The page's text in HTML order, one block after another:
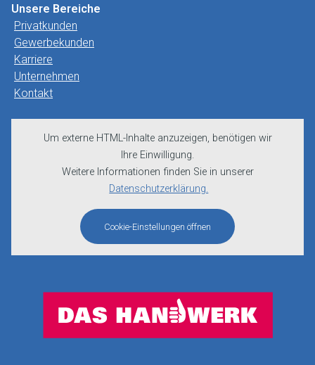
Unsere Bereiche
Privatkunden
Gewerbekunden
Karriere
Unternehmen
Kontakt
Um externe HTML-Inhalte anzuzeigen, benötigen wir
Ihre Einwilligung.
Weitere Informationen finden Sie in unserer
Datenschutzerklärung.
Cookie-Einstellungen öffnen